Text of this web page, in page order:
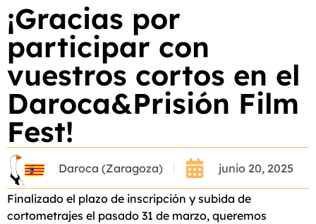
¡Gracias por
participar con
vuestros cortos en el
Daroca&Prisión Film
Fest!
Daroca (Zaragoza) junio 20, 2025
Finalizado el plazo de inscripción y subida de
cortometrajes el pasado 31 de marzo, queremos